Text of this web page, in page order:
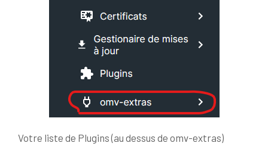
Votre liste de Plugins (au dessus de omv-extras)